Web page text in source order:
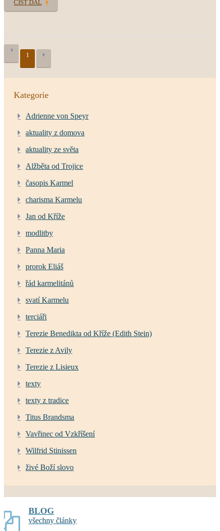
ČÍST DÁL
1
Kategorie
Adrienne von Speyr
aktuality z domova
aktuality ze světa
Alžběta od Trojice
časopis Karmel
charisma Karmelu
Jan od Kříže
modlitby
Panna Maria
prorok Eliáš
řád karmelitánů
svatí Karmelu
terciáři
Terezie Benedikta od Kříže (Edith Stein)
Terezie z Avily
Terezie z Lisieux
texty
texty z tradice
Titus Brandsma
Vavřinec od Vzkříšení
Wilfrid Stinissen
živé Boží slovo
BLOG
všechny články